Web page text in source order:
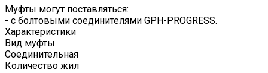
Муфты могут поставляться:
- с болтовыми соединителями GPH-PROGRESS.
Характеристики
Вид муфты
Соединительная
Количество жил